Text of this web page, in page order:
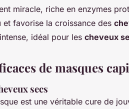
miracle, riche en enzymes
et favorise la croissance des
idéal pour les cheveux
de masques
secs
est une véritable cure de